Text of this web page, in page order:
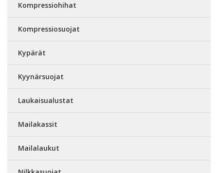
Kompressiohihat
Kompressiosuojat
Kypärät
Kyynärsuojat
Laukaisualustat
Mailakassit
Mailalaukut